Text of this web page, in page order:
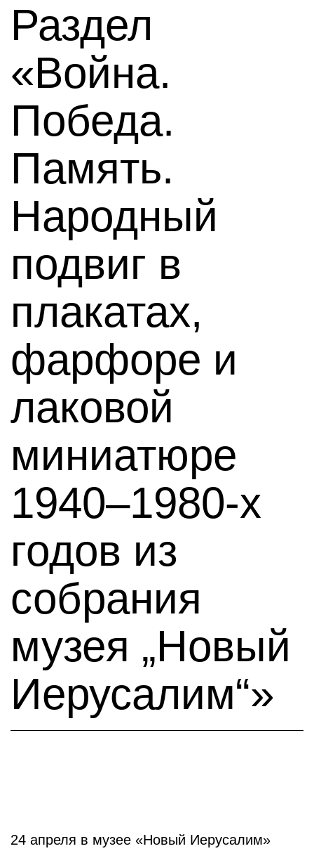
Раздел
«Война.
Победа.
Память.
Народный
подвиг в
плакатах,
фарфоре и
лаковой
миниатюре
1940–1980-х
годов из
собрания
музея „Новый
Иерусалим“»
24 апреля в музее «Новый Иерусалим»